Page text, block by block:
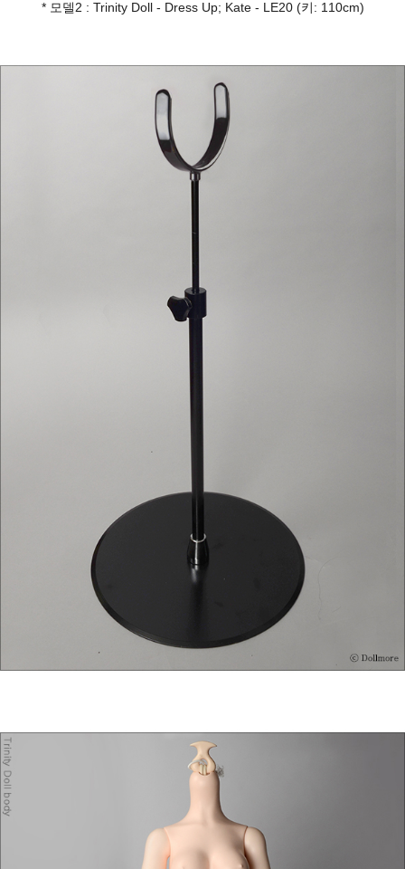
* 모델2 : Trinity Doll - Dress Up; Kate - LE20 (키: 110cm)